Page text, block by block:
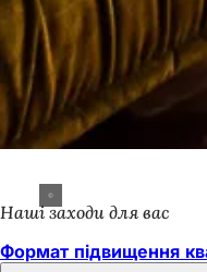
Наші заходи для вас
Формат підвищення